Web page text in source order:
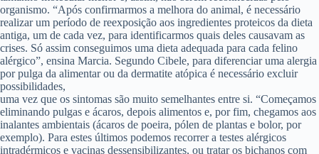
organismo. “Após confirmarmos a melhora do animal, é necessário
realizar um período de reexposição aos ingredientes proteicos da dieta
antiga, um de cada vez, para identificarmos quais deles causavam as
crises. Só assim conseguimos uma dieta adequada para cada felino
alérgico”, ensina Marcia. Segundo Cibele, para diferenciar uma alergia
por pulga da alimentar ou da dermatite atópica é necessário excluir
possibilidades,
uma vez que os sintomas são muito semelhantes entre si. “Começamos
eliminando pulgas e ácaros, depois alimentos e, por fim, chegamos aos
inalantes ambientais (ácaros de poeira, pólen de plantas e bolor, por
exemplo). Para estes últimos podemos recorrer a testes alérgicos
intradérmicos e vacinas dessensibilizantes, ou tratar os bichanos com